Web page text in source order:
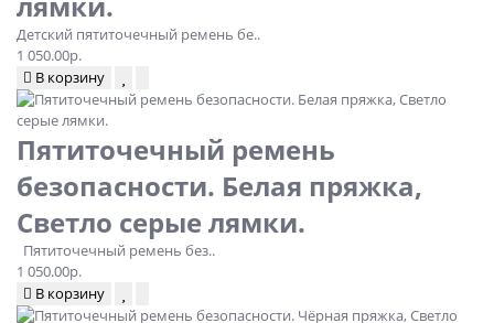
Детский пятиточечный ремень бе..
1 050.00р.
В корзину
Пятиточечный ремень
безопасности. Белая пряжка,
Светло серые лямки.
Пятиточечный ремень без..
1 050.00р.
В корзину